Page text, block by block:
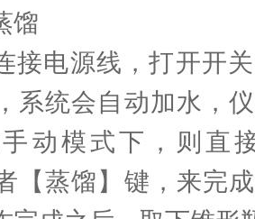
电源线，打开开关
系统会自动加水，
动模式下，则直
【蒸馏】键，来完